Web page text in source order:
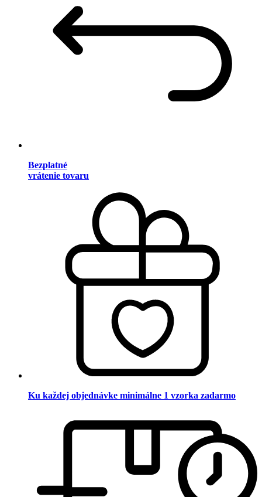
Bezplatné
vrátenie tovaru
Ku každej objednávke minimálne 1 vzorka zadarmo